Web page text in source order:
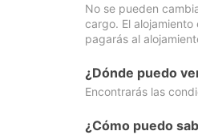
No se pueden
cargo. El
pagarás al
¿Dónde puedo
Encontrarás las
¿Cómo puedo